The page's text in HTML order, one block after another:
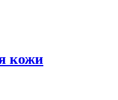
кожи